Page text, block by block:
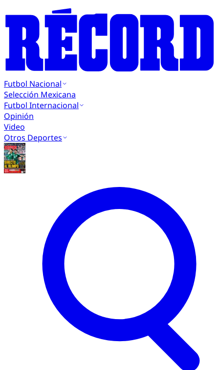
Futbol Nacional
Selección Mexicana
Futbol Internacional
Opinión
Video
Otros Deportes